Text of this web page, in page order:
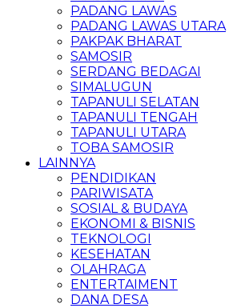
PADANG LAWAS
PADANG LAWAS UTARA
PAKPAK BHARAT
SAMOSIR
SERDANG BEDAGAI
SIMALUGUN
TAPANULI SELATAN
TAPANULI TENGAH
TAPANULI UTARA
TOBA SAMOSIR
LAINNYA
PENDIDIKAN
PARIWISATA
SOSIAL & BUDAYA
EKONOMI & BISNIS
TEKNOLOGI
KESEHATAN
OLAHRAGA
ENTERTAIMENT
DANA DESA